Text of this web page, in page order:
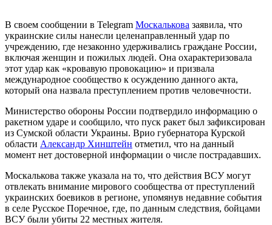
В своем сообщении в Telegram Москалькова заявила, что
украинские силы нанесли целенаправленный удар по
учреждению, где незаконно удерживались граждане России,
включая женщин и пожилых людей. Она охарактеризовала
этот удар как «кровавую провокацию» и призвала
международное сообщество к осуждению данного акта,
который она назвала преступлением против человечности.
Министерство обороны России подтвердило информацию о
ракетном ударе и сообщило, что пуск ракет был зафиксирован
из Сумской области Украины. Врио губернатора Курской
области Александр Хинштейн отметил, что на данный
момент нет достоверной информации о числе пострадавших.
Москалькова также указала на то, что действия ВСУ могут
отвлекать внимание мирового сообщества от преступлений
украинских боевиков в регионе, упомянув недавние события
в селе Русское Поречное, где, по данным следствия, бойцами
ВСУ были убиты 22 местных жителя.